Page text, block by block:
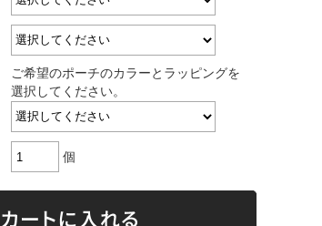
ご希望のポーチのカラーとラッピングを
選択してください。
個